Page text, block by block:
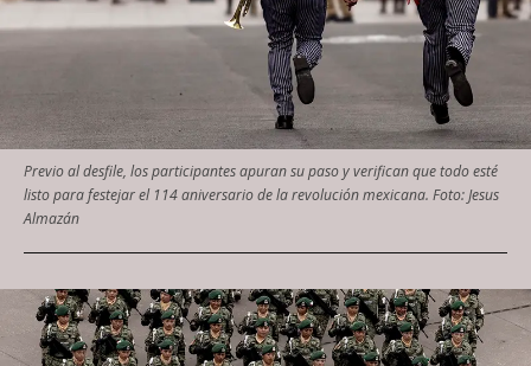
Previo al desfile, los participantes apuran su paso y verifican que todo esté
listo para festejar el 114 aniversario de la revolución mexicana. Foto: Jesus
Almazán